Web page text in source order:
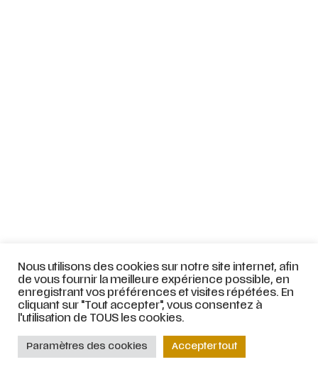
Nous utilisons des cookies sur notre site internet, afin
de vous fournir la meilleure expérience possible, en
enregistrant vos préférences et visites répétées. En
cliquant sur "Tout accepter", vous consentez à
l'utilisation de TOUS les cookies.
Paramètres des cookies Accepter tout